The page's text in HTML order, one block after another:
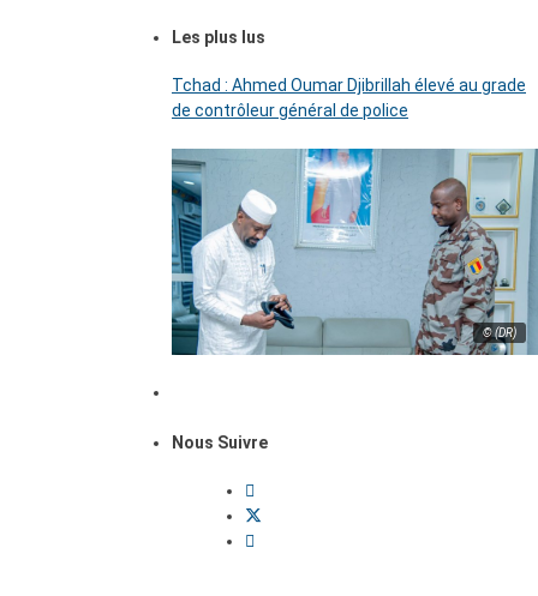
Les plus lus
Tchad : Ahmed Oumar Djibrillah élevé au grade
de contrôleur général de police
© (DR)
Nous Suivre